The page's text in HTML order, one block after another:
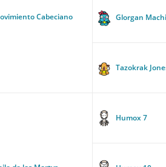
Cabeciano Glorgan
Tazokrak
Humox 7